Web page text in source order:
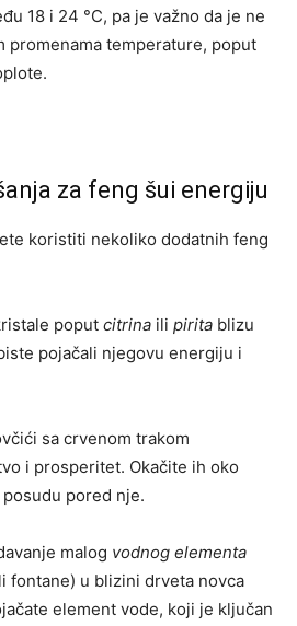
18 i 24 °C, pa je važno da je ne
promenama temperature, poput
za feng šui energiju
koristiti nekoliko dodatnih feng
poput citrina ili pirita blizu
pojačali njegovu energiju i
sa crvenom trakom
i prosperitet. Okačite ih oko
pored nje.
malog vodnog elementa
fontane) u blizini drveta novca
element vode, koji je ključan